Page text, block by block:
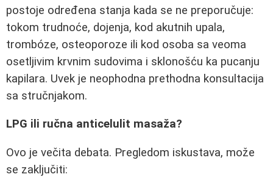
postoje određena stanja kada se ne preporučuje:
tokom trudnoće, dojenja, kod akutnih upala,
trombóze, osteoporoze ili kod osoba sa veoma
osetljivim krvnim sudovima i sklonošću ka pucanju
kapilara. Uvek je neophodna prethodna konsultacija
sa stručnjakom.
LPG ili ručna anticelulit masaža?
Ovo je večita debata. Pregledom iskustava, može
se zaključiti: